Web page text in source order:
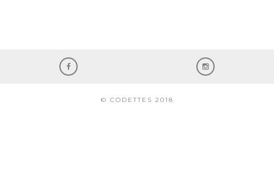
© CODETTES 2018